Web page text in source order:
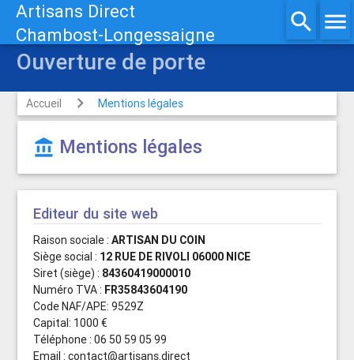
Artisans Direct
Chambost-Longessaigne
search menu
Ouverture de porte
Accueil Mentions légales
account_balance Mentions légales
Editeur du site web
Raison sociale :ARTISAN DU COIN
Siège social : 12 RUE DE RIVOLI 06000 NICE
Siret (siège) : 84360419000010
Numéro TVA : FR35843604190
Code NAF/APE: 9529Z
Capital: 1000 €
Téléphone : 06 50 59 05 99
Email : contact@artisans.direct